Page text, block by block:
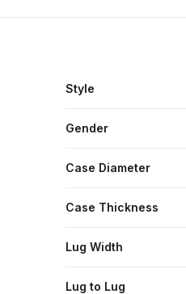
Style
Gender
Case Diameter
Case Thickness
Lug Width
Lug to Lug